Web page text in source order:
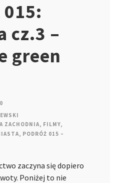
015:
cz.3 –
green
ZACHODNIA, FILMY,
, PODRÓŻ 015 –
zaczyna się dopiero
Poniżej to nie